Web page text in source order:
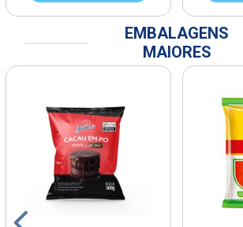
EMBALAGENS
MAIORES